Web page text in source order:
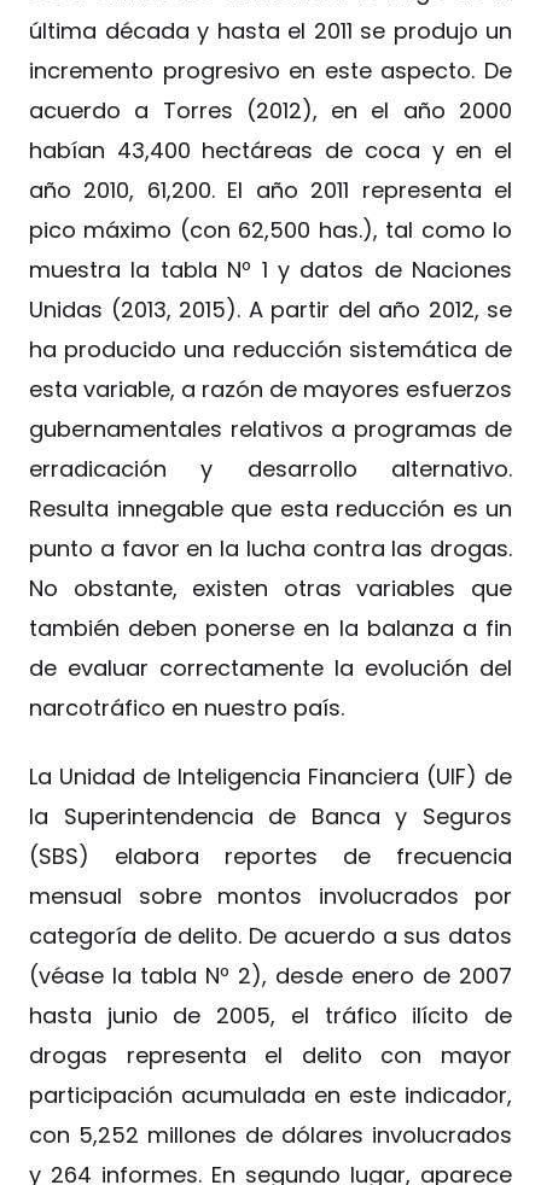
última década y hasta el 2011 se produjo un
incremento progresivo en este aspecto. De
acuerdo a Torres (2012), en el año 2000
habían 43,400 hectáreas de coca y en el
año 2010, 61,200. El año 2011 representa el
pico máximo (con 62,500 has.), tal como lo
muestra la tabla Nº 1 y datos de Naciones
Unidas (2013, 2015). A partir del año 2012, se
ha producido una reducción sistemática de
esta variable, a razón de mayores esfuerzos
gubernamentales relativos a programas de
erradicación y desarrollo alternativo.
Resulta innegable que esta reducción es un
punto a favor en la lucha contra las drogas.
No obstante, existen otras variables que
también deben ponerse en la balanza a fin
de evaluar correctamente la evolución del
narcotráfico en nuestro país.
La Unidad de Inteligencia Financiera (UIF) de
la Superintendencia de Banca y Seguros
(SBS) elabora reportes de frecuencia
mensual sobre montos involucrados por
categoría de delito. De acuerdo a sus datos
(véase la tabla Nº 2), desde enero de 2007
hasta junio de 2005, el tráfico ilícito de
drogas representa el delito con mayor
participación acumulada en este indicador,
con 5,252 millones de dólares involucrados
y 264 informes. En segundo lugar, aparece